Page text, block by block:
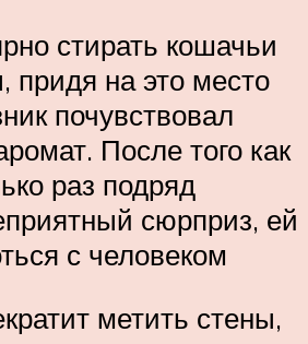
стирать кошачьи
придя на это место
почувствовал
После того как
раз подряд
сюрприз, ей
с человеком
метить стены,